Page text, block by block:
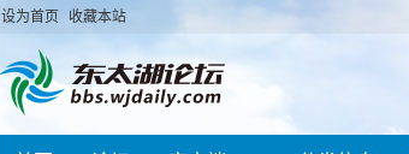
设为首页 收藏本站